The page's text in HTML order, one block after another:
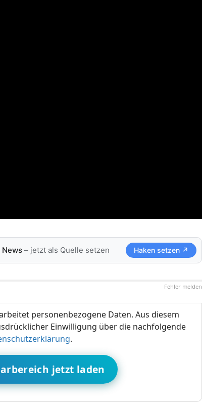
News– jetzt als Quelle setzen Haken setzen ↗
Fehler melden
personenbezogene Daten. Aus diesem
Einwilligung über die nachfolgende
.
jetzt laden